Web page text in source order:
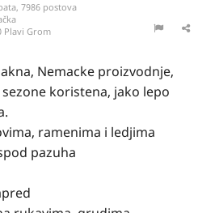
7986 postova
Plavi Grom
Nemacke proizvodnje,
koristena, jako lepo
ramenima i ledjima
pazuha